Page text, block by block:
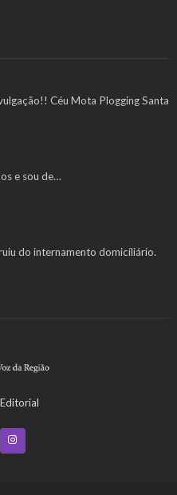
Céu Mota Plogging Santa
e sou de…
do internamento domiciliário.